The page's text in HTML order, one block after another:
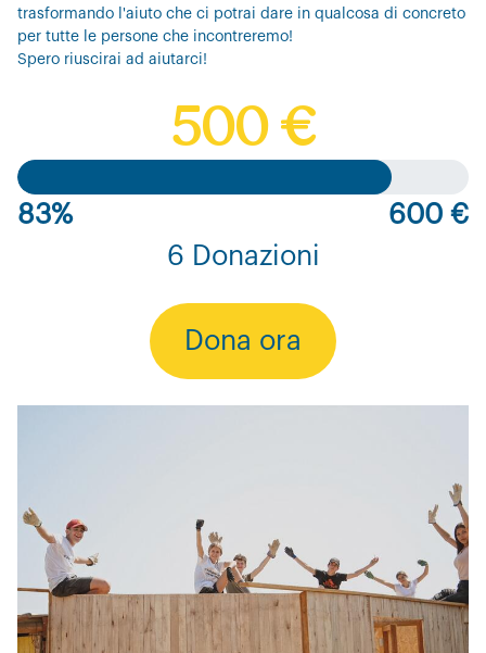
trasformando l'aiuto che ci potrai dare in qualcosa di concreto
per tutte le persone che incontreremo!
Spero riuscirai ad aiutarci!
500 €
83%
600 €
6 Donazioni
Dona ora